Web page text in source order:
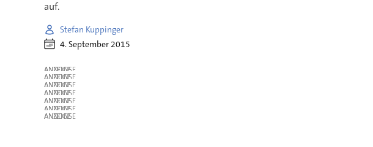
auf.
Stefan Kuppinger
4. September 2015
ANZEIGE
ANZEIGE
ANZEIGE
ANZEIGE
ANZEIGE
ANZEIGE
ANZEIGE